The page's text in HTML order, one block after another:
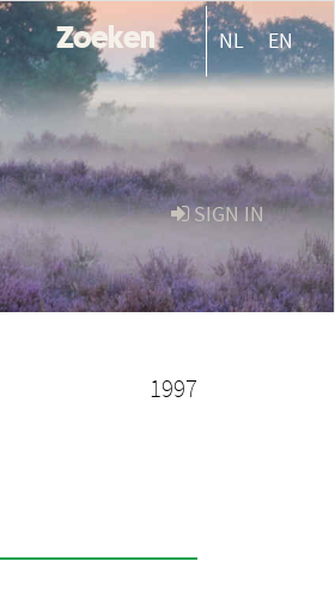
Zoeken NL EN
SIGN IN
1997